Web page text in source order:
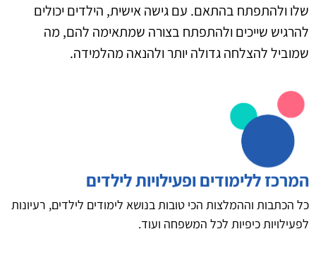
שלו ולהתפתח בהתאם. עם גישה אישית, הילדים יכולים
להרגיש שייכים ולהתפתח בצורה שמתאימה להם, מה
שמוביל להצלחה גדולה יותר ולהנאה מהלמידה.
המרכז ללימודים ופעילויות לילדים
כל הכתבות וההמלצות הכי טובות בנושא לימודים לילדים, רעיונות
לפעילויות כיפיות לכל המשפחה ועוד.